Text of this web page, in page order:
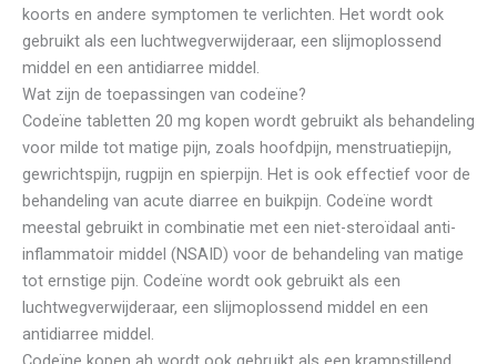
koorts en andere symptomen te verlichten. Het wordt ook
gebruikt als een luchtwegverwijderaar, een slijmoplossend
middel en een antidiarree middel.
Wat zijn de toepassingen van codeïne?
Codeïne tabletten 20 mg kopen wordt gebruikt als behandeling
voor milde tot matige pijn, zoals hoofdpijn, menstruatiepijn,
gewrichtspijn, rugpijn en spierpijn. Het is ook effectief voor de
behandeling van acute diarree en buikpijn. Codeïne wordt
meestal gebruikt in combinatie met een niet-steroïdaal anti-
inflammatoir middel (NSAID) voor de behandeling van matige
tot ernstige pijn. Codeïne wordt ook gebruikt als een
luchtwegverwijderaar, een slijmoplossend middel en een
antidiarree middel.